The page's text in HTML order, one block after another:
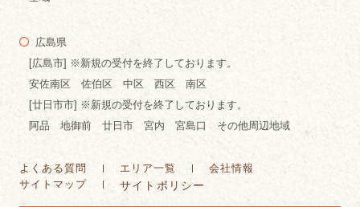
広島県
[広島市] ※新規の受付を終了しております。
安佐南区 佐伯区 中区 西区 南区
[廿日市市] ※新規の受付を終了しております。
阿品 地御前 廿日市 宮内 宮島口 その他周辺地域
よくある質問 エリア一覧
会社情報
サイトマップ
サイトポリシー